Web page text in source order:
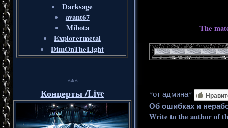
Darksage
avant67
Mibota
Explorermetal
DimOnTheLight
***
Концерты /Live
The
*от админа*
Об ошибках и
Write to the author of